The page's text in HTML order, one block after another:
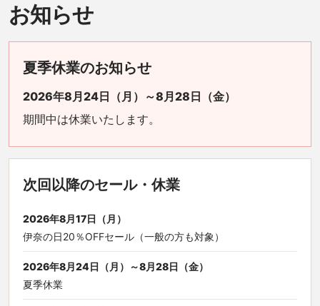
お知らせ
夏季休業のお知らせ
2026年8月24日（月）～8月28日（金）
期間中は休業いたします。
次回以降のセール・休業
2026年8月17日（月）
伊奈の日20％OFFセール（一般の方も対象）
2026年8月24日（月）～8月28日（金）
夏季休業